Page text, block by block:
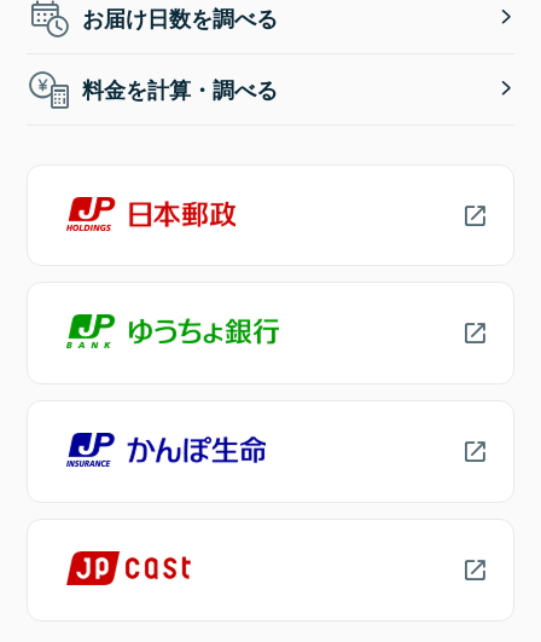
お届け日数を調べる
料金を計算・調べる